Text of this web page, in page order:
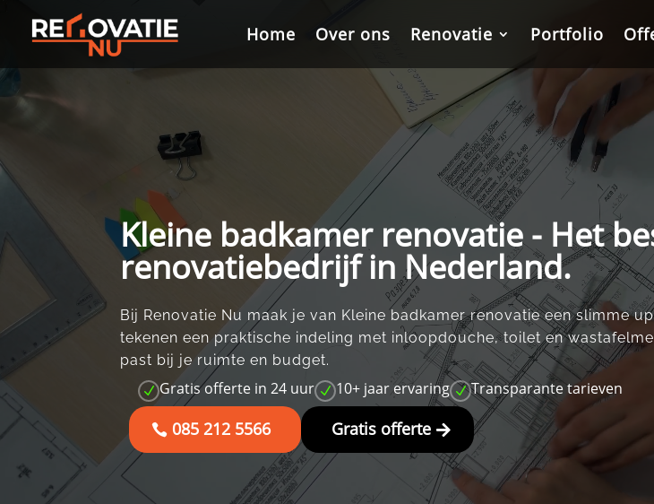
Home Over ons Renovatie Portfolio
Home Over ons Renovatie Portfolio
Kleine badkamer renovatie - Het
renovatiebedrijf in Nederland.
Bij Renovatie Nu maak je van Kleine badkamer renovatie een slimme
tekenen een praktische indeling met inloopdouche, toilet en
past bij je ruimte en budget.​
N Gratis offerte in 24 uur N 10+ jaar ervaring N Transparante tarieven
085 212 5566 Gratis offerte